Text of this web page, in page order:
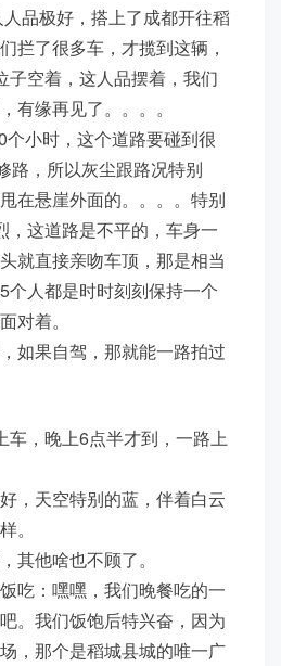
品极好，搭上了成都开往稻
拦了很多车，才揽到这辆，
子空着，这人品摆着，我们
有缘再见了。。。。
小时，这个道路要碰到很
路，所以灰尘跟路况特别
在悬崖外面的。。。。特别
，这道路是不平的，车身一
就直接亲吻车顶，那是相当
个人都是时时刻刻保持一个
对着。
如果自驾，那就能一路拍过
车，晚上6点半才到，一路上
，天空特别的蓝，伴着白云
。
其他啥也不顾了。
吃：嘿嘿，我们晚餐吃的一
。我们饭饱后特兴奋，因为
，那个是稻城县城的唯一广